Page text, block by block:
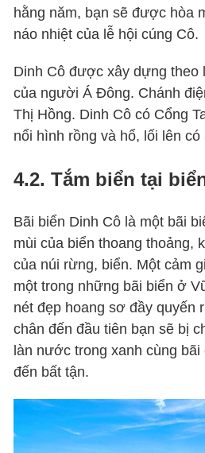
hằng năm, bạn sẽ được hòa
náo nhiệt của lễ hội cúng Cô.
Dinh Cô được xây dựng theo
của người Á Đông. Chánh
Thị Hồng. Dinh Cô có Cổng
nổi hình rồng và hổ, lối lên
4.2. Tắm biển tại
Bãi biển Dinh Cô là một bãi
mùi của biển thoang thoảng,
của núi rừng, biển. Một cảm
một trong những bãi biển ở
nét đẹp hoang sơ đầy quyến
chân đến đầu tiên bạn sẽ bị
làn nước trong xanh cùng bãi
đến bất tận.